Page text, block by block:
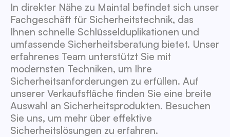
In direkter Nähe zu Maintal befindet sich unser
Fachgeschäft für Sicherheitstechnik, das
Ihnen schnelle Schlüsselduplikationen und
umfassende Sicherheitsberatung bietet. Unser
erfahrenes Team unterstützt Sie mit
modernsten Techniken, um Ihre
Sicherheitsanforderungen zu erfüllen. Auf
unserer Verkaufsfläche finden Sie eine breite
Auswahl an Sicherheitsprodukten. Besuchen
Sie uns, um mehr über effektive
Sicherheitslösungen zu erfahren.